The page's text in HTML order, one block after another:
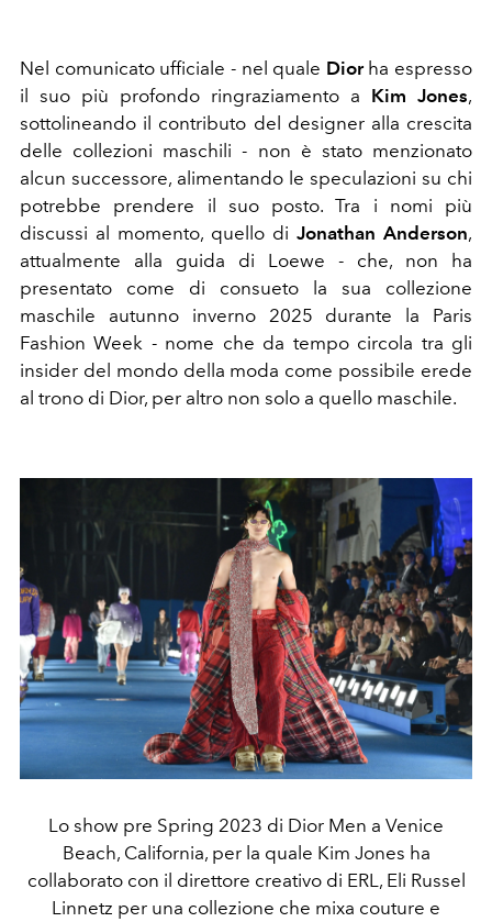
Nel comunicato ufficiale - nel quale Diorha espresso
il suo più profondo ringraziamento a Kim Jones,
sottolineando il contributo del designer alla crescita
delle collezioni maschili - non è stato menzionato
alcun successore, alimentando le speculazioni su chi
potrebbe prendere il suo posto. Tra i nomi più
discussi al momento, quello di Jonathan Anderson,
attualmente alla guida di Loewe - che, non ha
presentato come di consueto la sua collezione
maschile autunno inverno 2025 durante la Paris
Fashion Week - nome che da tempo circola tra gli
insider del mondo della moda come possibile erede
al trono di Dior, per altro non solo a quello maschile.
Lo show pre Spring 2023 di Dior Men a Venice
Beach, California, per la quale Kim Jones ha
collaborato con il direttore creativo di ERL, Eli Russel
Linnetz per una collezione che mixa couture e